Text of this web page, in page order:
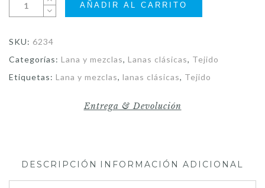
AÑADIR AL CARRITO
SKU: 6234
Categorías: Lana y mezclas, Lanas clásicas, Tejido
Etiquetas: Lana y mezclas, lanas clásicas, Tejido
Entrega & Devolución
DESCRIPCIÓN INFORMACIÓN ADICIONAL